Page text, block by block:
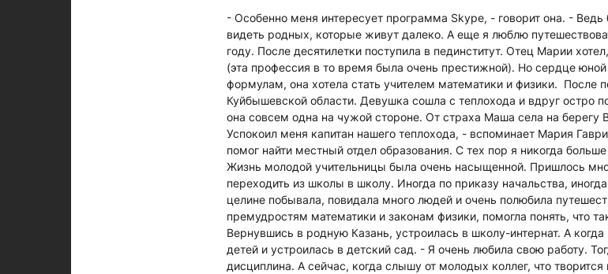
- Особенно меня интересует программа Skype, - говорит она. -
видеть родных, которые живут далеко. А еще я люблю
году. После десятилетки поступила в пединститут. Отец Марии
(эта профессия в то время была очень престижной). Но сердце
формулам, она хотела стать учителем математики и физики. После
Куйбышевской области. Девушка сошла с теплохода и вдруг остро
она совсем одна на чужой стороне. От страха Маша села на берегу
Успокоил меня капитан нашего теплохода, - вспоминает Мария
помог найти местный отдел образования. С тех пор я никогда
Жизнь молодой учительницы была очень насыщенной. Пришлось
переходить из школы в школу. Иногда по приказу начальства,
целине побывала, повидала много людей и очень полюбила
премудростям математики и законам физики, помогла понять, что
Вернувшись в родную Казань, устроилась в школу-интернат. А
детей и устроилась в детский сад. - Я очень любила свою работу.
дисциплина. А сейчас, когда слышу от молодых коллег, что